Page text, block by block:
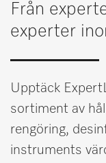
Minneslista
Från
experter
Upptäck
sortiment av
rengöring,
instruments